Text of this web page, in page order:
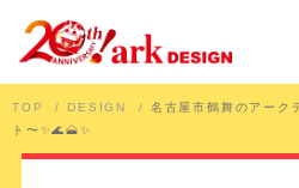
TOP DESIGN
名古屋市鶴舞のアーク
ト〜✨🌊🗻✨